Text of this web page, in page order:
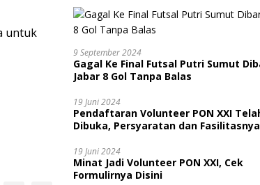
untuk
9 September 2024
Gagal Ke Final Futsal Putri Sumut
Jabar 8 Gol Tanpa Balas
19 Juni 2024
Pendaftaran Volunteer PON XXI
Dibuka, Persyaratan dan
19 Juni 2024
Minat Jadi Volunteer PON XXI, Cek
Formulirnya Disini